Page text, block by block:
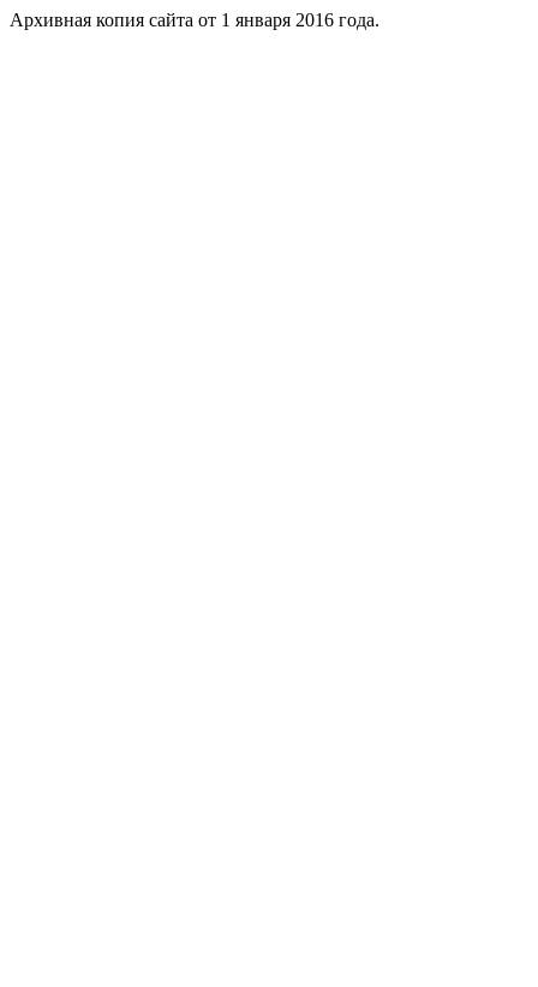
Архивная копия сайта от 1 января 2016 года.